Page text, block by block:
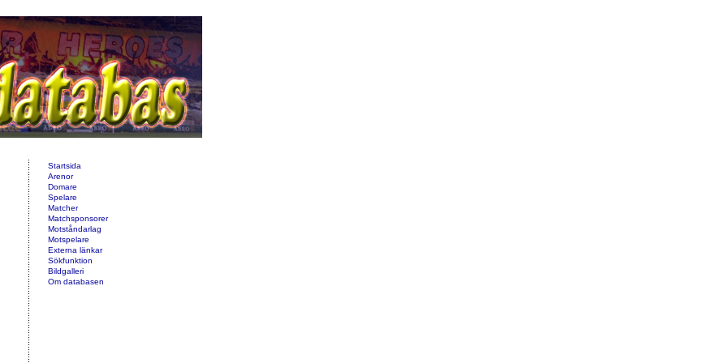
Startsida
Arenor
Domare
Spelare
Matcher
Matchsponsorer
Motståndarlag
Motspelare
Externa länkar
Sökfunktion
Bildgalleri
Om databasen